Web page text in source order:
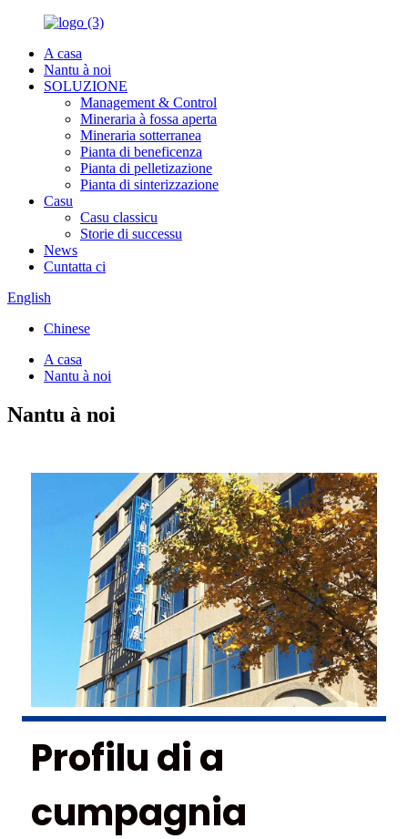
A casa
Nantu à noi
SOLUZIONE
Management & Control
Mineraria à fossa aperta
Mineraria sotterranea
Pianta di beneficenza
Pianta di pelletizazione
Pianta di sinterizzazione
Casu
Casu classicu
Storie di successu
News
Cuntatta ci
English
Chinese
A casa
Nantu à noi
Nantu à noi
Profilu di a
cumpagnia